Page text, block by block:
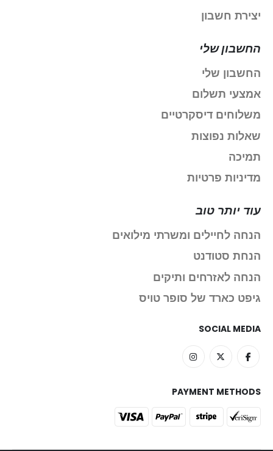
יצירת חשבון
החשבון שלי
החשבון שלי
אמצעי תשלום
משלוחים דיסקרטיים
שאלות נפוצות
תמיכה
מדיניות פרטיות
עוד יותר טוב
הנחה לחיילים ומשרתי מילואים
הנחת סטודנט
הנחה לאזרחים ותיקים
גיפט כארד של סופר טויס
SOCIAL MEDIA
PAYMENT METHODS